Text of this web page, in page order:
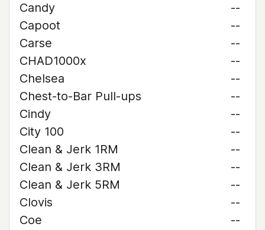
Candy
--
Capoot
--
Carse
--
CHAD1000x
--
Chelsea
--
Chest-to-Bar Pull-ups
--
Cindy
--
City 100
--
Clean & Jerk 1RM
--
Clean & Jerk 3RM
--
Clean & Jerk 5RM
--
Clovis
--
Coe
--